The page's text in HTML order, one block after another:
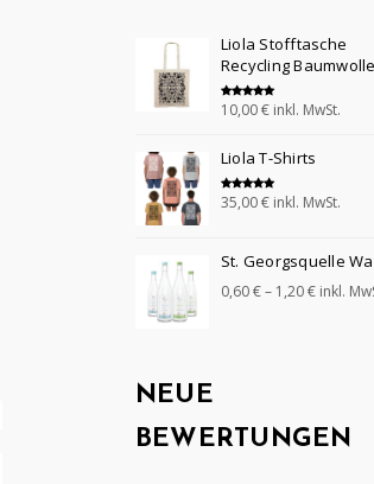
Liola Stofftasche
Recycling Baumwolle
Bewertet mit
5.00
10,00€ inkl. MwSt.
Liola T-Shirts
Bewertet mit
5.00
35,00€ inkl. MwSt.
St. Georgsquelle
0,60€– 1,20€ inkl.
NEUE
BEWERTUNGEN